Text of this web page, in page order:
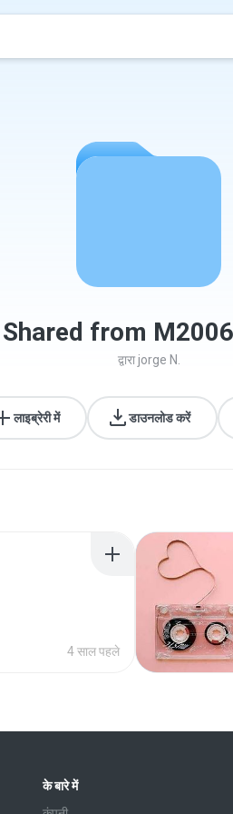
Shared from
द्वारा jorge N.
लाइब्रेरी में डाउनलोड करें
4 साल पहले
के बारे में